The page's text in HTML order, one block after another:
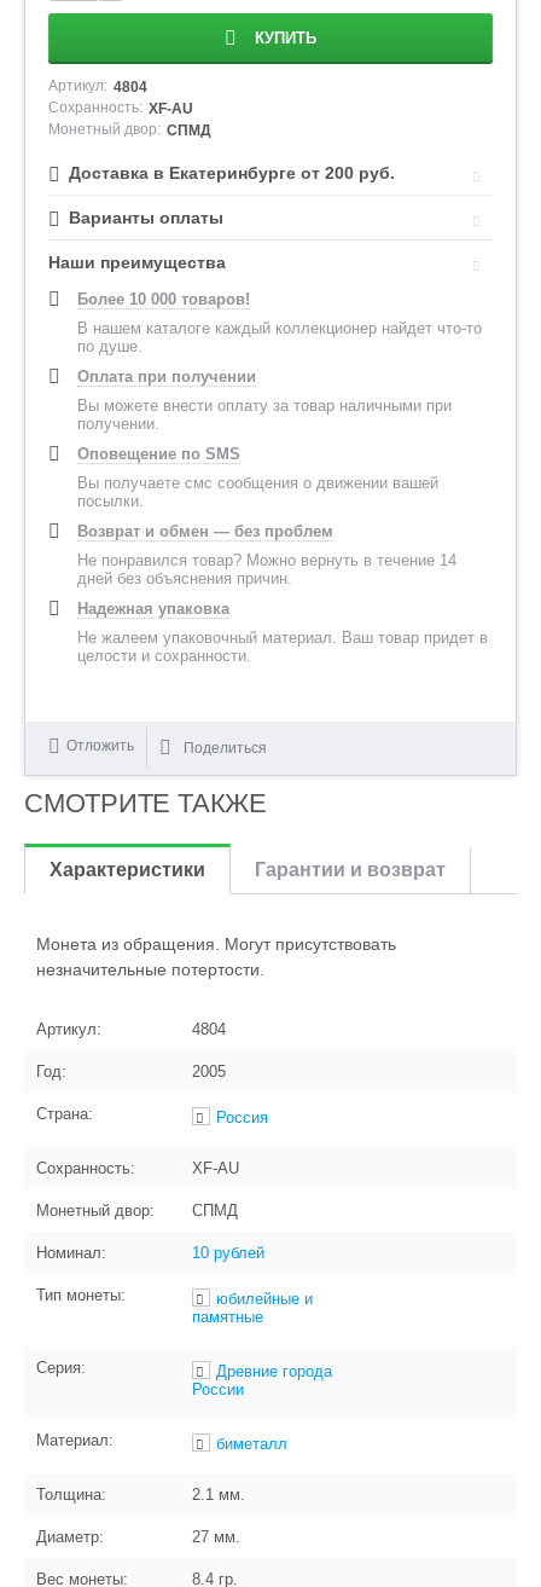
КУПИТЬ
Артикул: 4804
Сохранность: XF-AU
Монетный двор: СПМД
Доставка в Екатеринбурге от 200 руб.
Варианты оплаты
Наши преимущества
Более 10 000 товаров!
В нашем каталоге каждый коллекционер найдет что-то
по душе.
Оплата при получении
Вы можете внести оплату за товар наличными при
получении.
Оповещение по SMS
Вы получаете смс сообщения о движении вашей
посылки.
Возврат и обмен — без проблем
Не понравился товар? Можно вернуть в течение 14
дней без объяснения причин.
Надежная упаковка
Не жалеем упаковочный материал. Ваш товар придет в
целости и сохранности.
Отложить Поделиться
СМОТРИТЕ ТАКЖЕ
Характеристики Гарантии и возврат
Монета из обращения. Могут присутствовать
незначительные потертости.
Артикул: 4804
Год: 2005
Страна: Россия
Сохранность: XF-AU
Монетный двор: СПМД
Номинал: 10 рублей
Тип монеты:
юбилейные и
памятные
Серия:
Древние города
России
Материал: биметалл
Толщина: 2.1 мм.
Диаметр: 27 мм.
Вес монеты: 8.4 гр.